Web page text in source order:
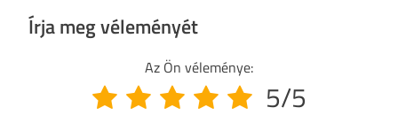
Írja meg véleményét
Az Ön véleménye:
5/5